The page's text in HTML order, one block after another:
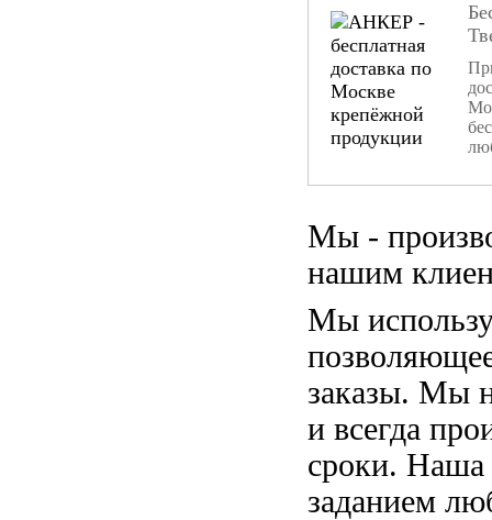
Мы -
нашим
Мы
заказы. Мы
и всегда
сроки. Наша
заданием